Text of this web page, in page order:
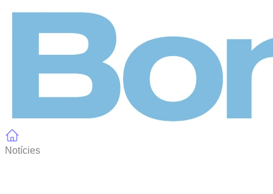
Notícies